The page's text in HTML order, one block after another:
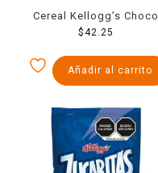
Cereal Kellogg’s Choco
Krispis 290 g
$42.25
Añadir al carrito